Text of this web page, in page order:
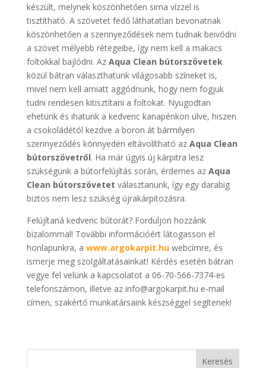
készült, melynek köszönhetően sima vízzel is
tisztítható. A szövetet fedő láthatatlan bevonatnak
köszönhetően a szennyeződések nem tudnak beivódni
a szövet mélyebb rétegeibe, így nem kell a makacs
foltokkal bajlódni. Az Aqua Clean bútorszövetek
közül bátran választhatunk világosabb színeket is,
mivel nem kell amiatt aggódnunk, hogy nem fogjuk
tudni rendesen kitisztítani a foltokat. Nyugodtan
ehetünk és ihatunk a kedvenc kanapénkon ülve, hiszen
a csokoládétól kezdve a boron át bármilyen
szennyeződés könnyedén eltávolítható az Aqua Clean
bútorszövetről. Ha már úgyis új kárpitra lesz
szükségünk a bútorfelújítás során, érdemes az Aqua
Clean bútorszövetet választanunk, így egy darabig
biztos nem lesz szükség újrakárpitozásra.
Felújítaná kedvenc bútorát? Forduljon hozzánk
bizalommal! További információért látogasson el
honlapunkra, a www.argokarpit.huwebcímre, és
ismerje meg szolgáltatásainkat! Kérdés esetén bátran
vegye fel velünk a kapcsolatot a 06-70-566-7374-es
telefonszámon, illetve az info@argokarpit.hu e-mail
címen, szakértő munkatársaink készséggel segítenek!